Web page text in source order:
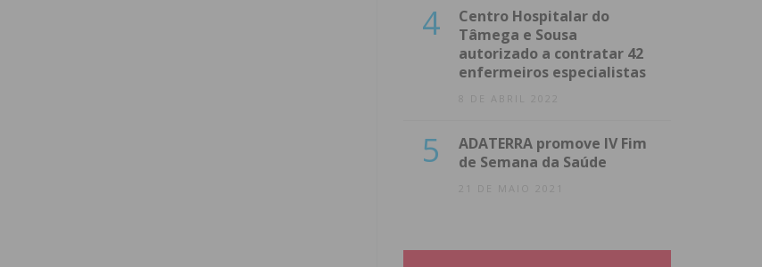
4
Centro Hospitalar do
Tâmega e Sousa
autorizado a contratar 42
enfermeiros especialistas
8 DE ABRIL 2022
5
ADATERRA promove IV Fim
de Semana da Saúde
21 DE MAIO 2021